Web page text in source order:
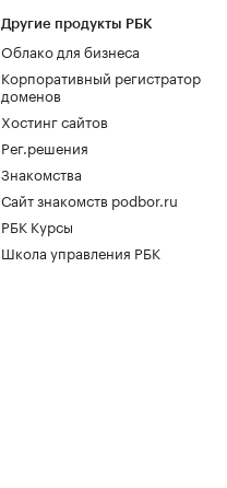
Другие продукты РБК
Облако для бизнеса
Корпоративный регистратор
доменов
Хостинг сайтов
Рег.решения
Знакомства
Сайт знакомств podbor.ru
РБК Курсы
Школа управления РБК